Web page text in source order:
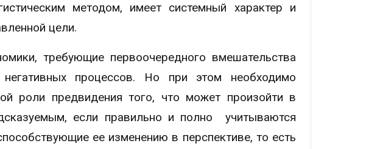
методом, имеет системный характер и
цели.
требующие первоочередного вмешательства
негативных процессов. Но при этом необходимо
роли предвидения того, что может произойти в
если правильно и полно учитываются
ее изменению в перспективе, то есть